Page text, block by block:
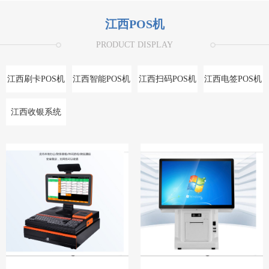
江西POS机
PRODUCT DISPLAY
江西刷卡POS机 江西智能POS机 江西扫码POS机 江西电签POS机
江西收银系统